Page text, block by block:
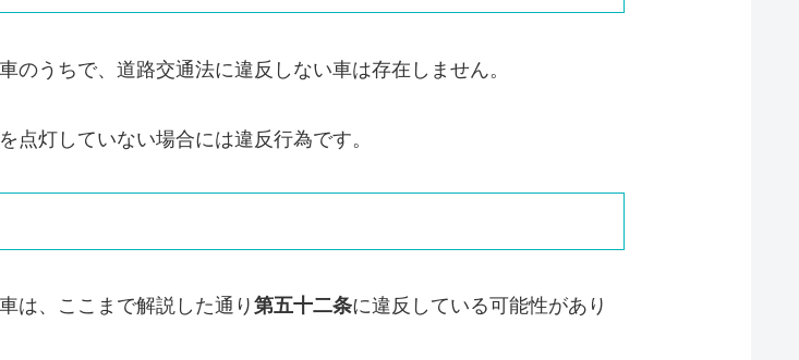
うちで、道路交通法に違反しない車は存在しません。
点灯していない場合には違反行為です。
は、ここまで解説した通り第五十二条に違反している可能性があり